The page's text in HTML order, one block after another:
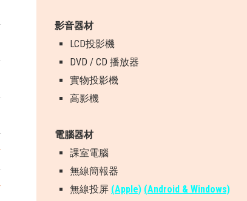
影音器材
LCD投影機
DVD / CD 播放器
實物投影機
高影機
電腦器材
課室電腦
無線簡報器
無線投屏 (Apple) (Android & Windows)